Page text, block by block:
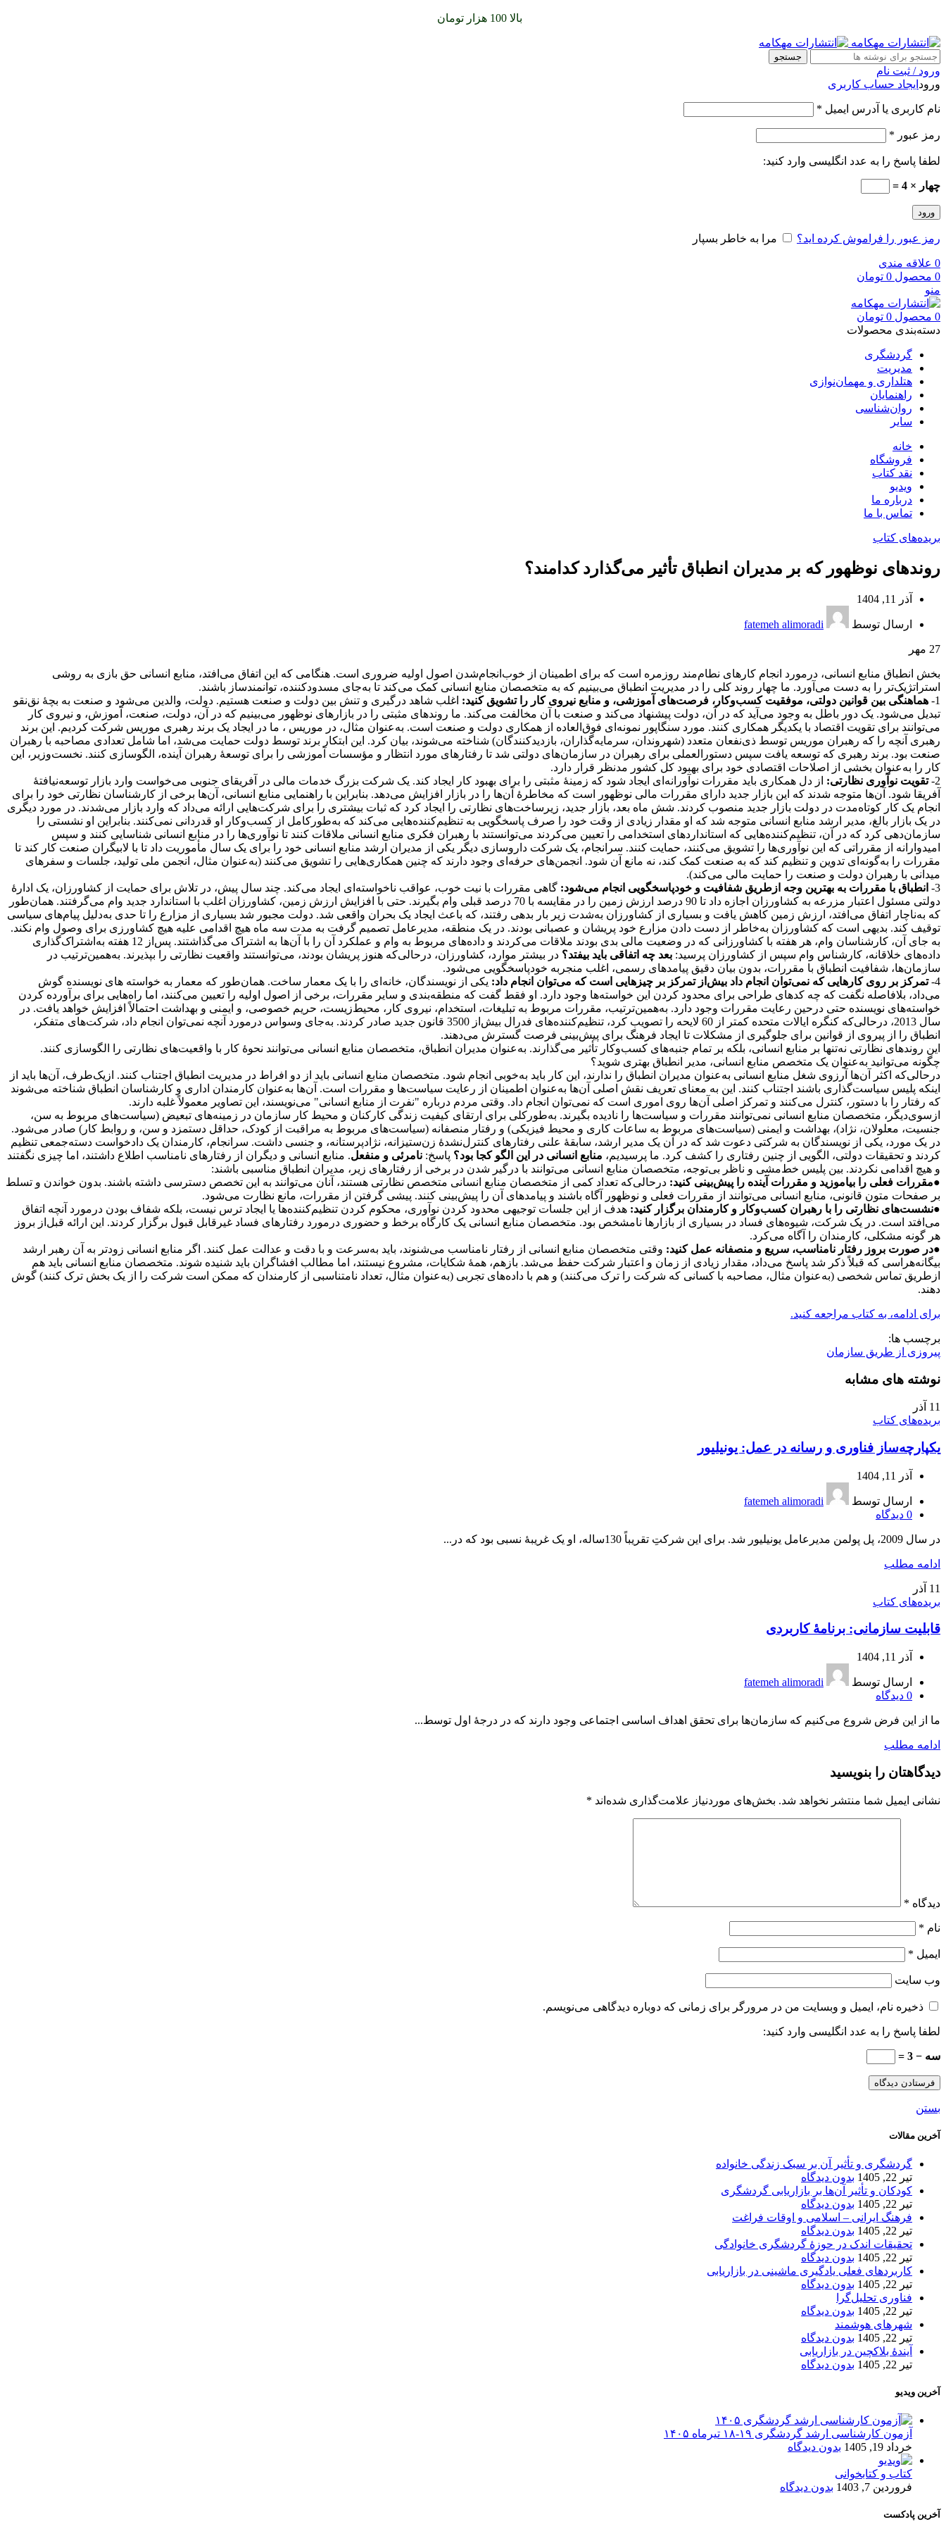
بالا 100 هزار تومان
جستجو
ورود / ثبت نام
ورود ایجاد حساب کاربری
نام کاربری یا آدرس ایمیل *
رمز عبور *
لطفا پاسخ را به عدد انگلیسی وارد کنید:
چهار × 4 =
ورود
رمز عبور را فراموش کرده اید؟ مرا به خاطر بسپار
0 علاقه مندی
0 محصول 0 تومان
منو
0 محصول 0 تومان
دسته‌بندی محصولات
گردشگری
مدیریت
هتلداری و مهمان‌نوازی
راهنمایان
روان‌شناسی
سایر
خانه
فروشگاه
نقد کتاب
ویدیو
درباره‌ ما
تماس با ما
بریده‌های کتاب
روندهای نوظهور که بر مدیران انطباق تأثیر می‌گذارد کدامند؟
آذر 11, 1404
ارسال توسط fatemeh alimoradi
27 مهر
بخش انطباق منابع انسانی، درمورد انجام کارهای نطام‌مند روزمره است که برای اطمینان از خوب‌انجام‌شدن اصول اولیه ضروری است. هنگامی که این اتفاق می‌افتد، منابع انسانی حق بازی به روشی
استراتژیک‌تر را به دست می‌آورد. ما چهار روند کلی را در مدیریت انطباق می‌بینیم که به متخصصان منابع انسانی کمک می‌کند تا به‌جای مسدود‌کننده، توانمندساز باشند.
1- هماهنگی بین قوانین دولتی، موفقیت کسب‌وکار، فرصت‌های آموزشی، و منابع نیروی کار را تشویق کنید: اغلب شاهد درگیری و تنش بین دولت و صنعت هستیم. دولت، والدین می‌شود و صنعت به بچۀ نق‌نقو
تبدیل می‌شود. یک دور باطل به وجود می‌آید که در آن، دولت پیشنهاد می‌کند و صنعت با آن مخالفت می‌کند. ما روندهای مثبتی را در بازارهای نوظهور می‌بینیم که در آن، دولت، صنعت، آموزش، و نیروی کار
می‌توانند برای تقویت اقتصاد با یکدیگر همکاری کنند. مورد سنگاپور نمونه‌ای فوق‌العاده از همکاری دولت و صنعت است. به‌عنوان مثال، در موریس ، ما در ایجاد یک برند رهبری موریس شرکت کردیم. این برند
رهبری آنچه را که رهبران موریس توسط ذی‌نفعان متعدد (شهروندان، سرمایه‌گذاران، بازدیدکنندگان) شناخته می‌شوند، بیان کرد. این ابتکار برند توسط دولت حمایت می‌شد، اما شامل تعدادی مصاحبه با رهبران
صنعت بود. برند رهبری که توسعه یافت سپس دستورالعملی برای رهبران در سازمان‌های دولتی شد تا رفتارهای مورد انتظار و مؤسسات آموزشی را برای توسعۀ رهبران آینده، الگو‌سازی کنند. نخست‌وزیر، این
کار را به‌عنوان بخشی از اصلاحات اقتصادی خود برای بهبود کل کشور مدنظر قرار دارد.
2- تقویت نوآوری نظارتی: از دل همکاری باید مقررات نوآورانه‌ای ایجاد شود که زمینۀ مثبتی را برای بهبود کار ایجاد کند. یک شرکت بزرگ خدمات مالی در آفریقای جنوبی می‌خواست وارد بازار توسعه‌نیافتۀ
آفریقا شود. آن‌ها متوجه شدند که این بازار جدید دارای مقررات مالی نوظهور است که مخاطرۀ آن‌ها را در بازار افزایش می‌دهد. بنابراین با راهنمایی منابع انسانی، آن‌ها برخی از کارشناسان نظارتی خود را برای
انجام یک کار کوتاه‌مدت در دولت بازار جدید منصوب کردند. شش ماه بعد، بازار جدید، زیرساخت‌های نظارتی را ایجاد کرد که ثبات بیشتری را برای شرکت‌هایی ارائه می‌داد که وارد بازار می‌شدند. در مورد دیگری
در یک بازار بالغ، مدیر ارشد منابع انسانی متوجه شد که او مقدار زیادی از وقت خود را صرف پاسخگویی به تنظیم‌کننده‌هایی می‌کند که به‌طور‌کامل از کسب‌و‌کار او قدردانی نمی‌کنند. بنابراین او نشستی را
سازمان‌دهی کرد که در آن، تنظیم‌کننده‌هایی که استانداردهای استخدامی را تعیین می‌کردند می‌توانستند با رهبران فکری منابع انسانی ملاقات کنند تا نوآوری‌ها را در منابع انسانی شناسایی کنند و سپس
امیدوارانه از مقرراتی که این نوآوری‌ها را تشویق می‌کنند، حمایت کنند. سرانجام، یک شرکت داروسازی دیگر یکی از مدیران ارشد منابع انسانی خود را برای یک سال مأموریت داد تا با لابیگران صنعت کار کند تا
مقررات را به‌گونه‌ای تدوین و تنظیم کند که به صنعت کمک کند، نه مانع آن شود. انجمن‌های حرفه‌ای وجود دارند که چنین همکاری‌هایی را تشویق می‌کنند (به‌عنوان مثال، انجمن ملی تولید، جلسات و سفرهای
میدانی با رهبران دولت و صنعت را حمایت مالی می‌کند).
3-
انطباق با مقررات به بهترین وجه از‌طریق شفافیت و خودپاسخگویی انجام می‌شود: گاهی مقررات با نیت خوب، عواقب ناخواسته‌ای ایجاد می‌کند. چند سال پیش، در تلاش برای حمایت از کشاورزان، یک ادارۀ
دولتی مسئول اعتبار مزرعه به کشاورزان اجازه داد تا 90 درصد ارزش زمین را در مقایسه با 70 درصد قبلی وام بگیرند. حتی با افزایش ارزش زمین، کشاورزان اغلب با استاندارد جدید وام می‌گرفتند. همان‌طور
که به‌ناچار اتفاق می‌افتد، ارزش زمین کاهش یافت و بسیاری از کشاورزان به‌شدت زیر بار بدهی رفتند، که باعث ایجاد یک بحران واقعی شد. دولت مجبور شد بسیاری از مزارع را تا حدی به‌دلیل پیام‌های سیاسی
توقیف کند. بدیهی است که کشاورزان به‌خاطر از دست دادن مزارع خود پریشان و عصبانی بودند. در یک منطقه، مدیرعامل تصمیم گرفت به مدت سه ماه هیچ اقدامی علیه هیچ کشاورزی برای وصول وام نکند.
به جای آن، کارشناسان وام، هر هفته با کشاورزانی که در وضعیت مالی بدی بودند ملاقات می‌کردند و داده‌های مربوط به وام و عملکرد آن را با آن‌ها به اشتراک می‌گذاشتند. پس‌از 12 هفته به‌اشتراک‌گذاری
داده‌های خلاقانه، کارشناس وام سپس ‌از کشاورزان پرسید: بعد چه اتفاقی باید بیفتد؟ در بیشتر موارد، کشاورزان، در‌حالی‌که هنوز پریشان بودند، می‌توانستند واقعیت نظارتی را بپذیرند. به‌همین‌ترتیب در
سازمان‌ها، شفافیت انطباق با مقررات، بدون بیان دقیق پیامدهای رسمی، اغلب منجربه خودپاسخگویی می‌شود.
4- تمرکز بر روی کارهایی که نمی‌توان انجام داد بیش‌از تمرکز بر چیزهایی است که می‌توان انجام داد: یکی از نویسندگان، خانه‌ای را با یک معمار ساخت. همان‌طور که معمار به خواسته های نویسنده گوش
می‌داد، بلافاصله نگفت که چه کدهای طراحی برای محدود کردن این خواسته‌ها وجود دارد. او فقط گفت که منطقه‌بندی و سایر مقررات، برخی از اصول اولیه را تعیین می‌کنند، اما راه‌هایی برای برآورده کردن
خواسته‌های نویسنده حتی در‌حین رعایت مقررات وجود دارد. به‌همین‌ترتیب، مقررات مربوط به تبلیغات، استخدام، نیروی کار، محیط‌زیست، حریم خصوصی، و ایمنی و بهداشت احتمالاً افزایش خواهد یافت. در
سال 2013، در‌حالی‌که کنگره ایالات متحده کمتر از 60 لایحه را تصویب کرد، تنظیم‌کننده‌های فدرال بیش‌از 3500 قانون جدید صادر کردند. به‌جای وسواس درمورد آنچه نمی‌توان انجام داد، شرکت‌های متفکر،
انطباق را از پیروی از قوانین برای جلوگیری از مشکلات تا ایجاد فرهنگ برای پیش‌بینی فرصت گسترش می‌دهند.
این روندهای نظارتی نه‌تنها بر منابع انسانی، بلکه بر تمام جنبه‌های کسب‌و‌کار تأثیر می‌گذارند. به‌عنوان مدیران انطباق، متخصصان منابع انسانی می‌توانند نحوۀ کار با واقعیت‌های نظارتی را الگو‌سازی کنند.
چگونه می‌توانید به‌عنوان یک متخصص منابع انسانی، مدیر انطباق بهتری شوید؟
در‌حالی‌که اکثر آن‌ها آرزوی شغل منابع انسانی به‌عنوان مدیران انطباق را ندارند، این کار باید به‌خوبی انجام شود. متخصصان منابع انسانی باید از دو افراط در مدیریت انطباق اجتناب کنند. از‌یک‌طرف، آن‌ها باید از
اینکه پلیس سیاست‌گذاری باشند اجتناب کنند. این به معنای تعریف نقش اصلی آن‌ها به‌عنوان اطمینان از رعایت سیاست‌ها و مقررات است. آن‌ها به‌عنوان کارمندان اداری و کارشناسان انطباق شناخته می‌شوند
که رفتار را با دستور، کنترل می‌کنند و تمرکز اصلی آن‌ها روی اموری است که نمی‌توان انجام داد. وقتی مردم درباره "نفرت از منابع انسانی" می‌نویسند، این تصاویر معمولاً غلبه دارند.
از‌سوی‌دیگر، متخصصان منابع انسانی نمی‌توانند مقررات و سیاست‌ها را نادیده بگیرند. به‌طور‌کلی برای ارتقای کیفیت زندگی کارکنان و محیط کار سازمان در ‌زمینه‌های تبعیض (سیاست‌های مربوط به سن،
جنسیت، معلولان، نژاد)، بهداشت و ایمنی (سیاست‌های مربوط به ساعات کاری و محیط فیزیکی) و رفتار منصفانه (سیاست‌های مربوط به مراقبت از کودک، حداقل دستمزد و سن، و روابط کار) صادر می‌شود.
در یک مورد، یکی از نویسندگان به شرکتی دعوت شد که در آن یک مدیر ارشد، سابقۀ علنی رفتارهای کنترل‌نشدۀ زن‌ستیزانه، نژادپرستانه، و جنسی داشت. سرانجام، کارمندان یک دادخواست دسته‌جمعی تنظیم
کردند و تحقیقات دولتی، الگویی از چنین رفتاری را کشف کرد. ما پرسیدیم، منابع انسانی در این الگو کجا بود؟ پاسخ: نامرئی و منفعل. منابع انسانی و دیگران از رفتارهای نامناسب اطلاع داشتند، اما چیزی نگفتند
و هیچ اقدامی نکردند. بین پلیس خط‌مشی و ناظر بی‌توجه، متخصصان منابع انسانی می‌توانند با درگیر شدن در برخی از رفتارهای زیر، مدیران انطباق مناسبی باشند:
●مقررات فعلی را بیاموزید و مقررات آینده را پیش‌بینی کنید: در‌حالی‌که تعداد کمی از متخصصان منابع انسانی متخصص نظارتی هستند، آنان می‌توانند به این تخصص دسترسی داشته باشند. بدون خواندن و تسلط
بر صفحات متون قانونی، منابع انسانی می‌توانند از مقررات فعلی و نوظهور آگاه باشند و پیامدهای آن را پیش‌بینی کنند. پیشی گرفتن از مقررات، مانع نظارت می‌شود.
●نشست‌های نظارتی را با رهبران کسب‌و‌کار و کارمندان برگزار کنید: هدف از این جلسات توجیهی محدود کردن نوآوری، محکوم کردن تنظیم‌کننده‌ها یا ایجاد ترس نیست، بلکه شفاف بودن درمورد آنچه اتفاق
می‌افتد است. در یک شرکت، شیوه‌های فساد در بسیاری از بازارها نامشخص بود. متخصصان منابع انسانی یک کارگاه برخط و حضوری درمورد رفتارهای فساد غیرقابل قبول برگزار کردند. این ارائه قبل‌از بروز
هر گونه مشکلی، کارمندان را آگاه می‌کرد.
●در صورت بروز رفتار نامناسب، سریع و منصفانه عمل کنید: وقتی متخصصان منابع انسانی از رفتار نامناسب می‌شنوند، باید به‌سرعت و با دقت و عدالت عمل کنند. اگر منابع انسانی زودتر به آن رهبر ارشد
بیگانه‌هراسی که قبلاً ذکر شد پاسخ می‌داد، مقدار زیادی از زمان و اعتبار شرکت حفظ می‌شد. بازهم، همۀ شکایات، مشروع نیستند، اما مطالب افشاگران باید شنیده شوند. متخصصان منابع انسانی باید هم
از‌طریق تماس شخصی (به‌عنوان مثال، مصاحبه با کسانی که شرکت را ترک می‌کنند) و هم با داده‌های تجربی (به‌عنوان مثال، تعداد نامتناسبی از کارمندان که ممکن است شرکت را از یک بخش ترک کنند) گوش
دهند.
برای ادامه، به کتاب مراجعه کنید.
برچسب ها:
پیروزی از طریق سازمان
نوشته های مشابه
11 آذر
بریده‌های کتاب
یکپارچه‌ساز فناوری و رسانه در عمل: یونیلیور
آذر 11, 1404
ارسال توسط
fatemeh alimoradi
0 دیدگاه
در سال 2009، پل پولمن مدیرعامل یونیلیور شد. برای این شرکتِ تقریباً 130‌ساله، او یک غریبۀ نسبی بود که در...
ادامه مطلب
11 آذر
بریده‌های کتاب
قابلیت سازمانی: برنامۀ کاربردی
آذر 11, 1404
ارسال توسط
fatemeh alimoradi
0 دیدگاه
ما از این فرض شروع می‌کنیم که سازمان‌ها برای تحقق اهداف اساسی اجتماعی وجود دارند که در درجۀ اول توسط...
ادامه مطلب
دیدگاهتان را بنویسید
نشانی ایمیل شما منتشر نخواهد شد. بخش‌های موردنیاز علامت‌گذاری شده‌اند *
دیدگاه *
نام *
ایمیل *
وب‌ سایت
ذخیره نام، ایمیل و وبسایت من در مرورگر برای زمانی که دوباره دیدگاهی می‌نویسم.
لطفا پاسخ را به عدد انگلیسی وارد کنید:
سه − 3 =
بستن
آخرین مقالات
گردشگری و تأثیر آن بر سبک زندگی خانواده
تیر 22, 1405
بدون دیدگاه
کودکان و تأثیر آن‌ها بر بازاریابی گردشگری
تیر 22, 1405
بدون دیدگاه
فرهنگ ایرانی – اسلامی و اوقات فراغت
تیر 22, 1405
بدون دیدگاه
تحقیقات اندک در حوزۀ گردشگری خانوادگی
تیر 22, 1405
بدون دیدگاه
کاربردهای فعلی یادگیری ماشینی در بازاریابی
تیر 22, 1405
بدون دیدگاه
فناوری تحلیل‌گرا
تیر 22, 1405
بدون دیدگاه
شهرهای هوشمند
تیر 22, 1405
بدون دیدگاه
آیندۀ بلاکچین در بازاریابی
تیر 22, 1405
بدون دیدگاه
آخرین ویدیو
آزمون کارشناسی ارشد گردشگری ۱۹-۱۸ تیرماه ۱۴۰۵
خرداد 19, 1405
بدون دیدگاه
کتاب و کتابخوانی
فروردین 7, 1403
بدون دیدگاه
آخرین پادکست